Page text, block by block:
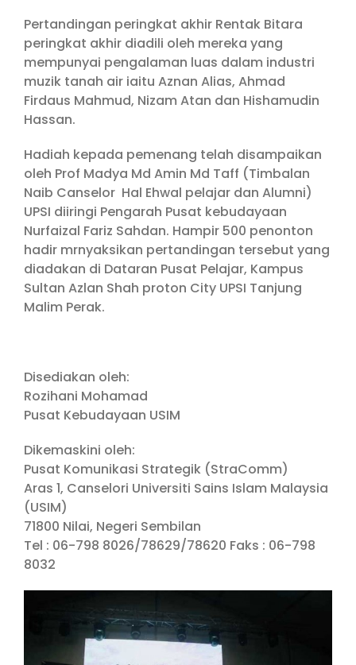
Pertandingan peringkat akhir Rentak Bitara
peringkat akhir diadili oleh mereka yang
mempunyai pengalaman luas dalam industri
muzik tanah air iaitu Aznan Alias, Ahmad
Firdaus Mahmud, Nizam Atan dan Hishamudin
Hassan.
Hadiah kepada pemenang telah disampaikan
oleh Prof Madya Md Amin Md Taff (Timbalan
Naib Canselor Hal Ehwal pelajar dan Alumni)
UPSI diiringi Pengarah Pusat kebudayaan
Nurfaizal Fariz Sahdan. Hampir 500 penonton
hadir mrnyaksikan pertandingan tersebut yang
diadakan di Dataran Pusat Pelajar, Kampus
Sultan Azlan Shah proton City UPSI Tanjung
Malim Perak.
Disediakan oleh:
Rozihani Mohamad
Pusat Kebudayaan USIM
Dikemaskini oleh:
Pusat Komunikasi Strategik (StraComm)
Aras 1, Canselori Universiti Sains Islam Malaysia
(USIM)
71800 Nilai, Negeri Sembilan
Tel : 06-798 8026/78629/78620 Faks : 06-798
8032